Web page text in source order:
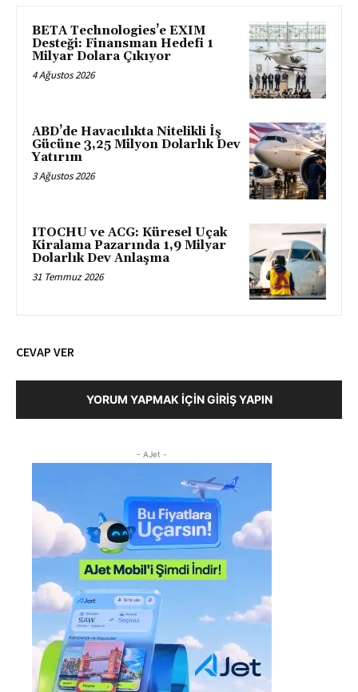
BETA Technologies’e EXIM
Desteği: Finansman Hedefi 1
Milyar Dolara Çıkıyor
4 Ağustos 2026
ABD’de Havacılıkta Nitelikli İş
Gücüne 3,25 Milyon Dolarlık Dev
Yatırım
3 Ağustos 2026
ITOCHU ve ACG: Küresel Uçak
Kiralama Pazarında 1,9 Milyar
Dolarlık Dev Anlaşma
31 Temmuz 2026
CEVAP VER
YORUM YAPMAK İÇIN GIRIŞ YAPIN
- AJet -